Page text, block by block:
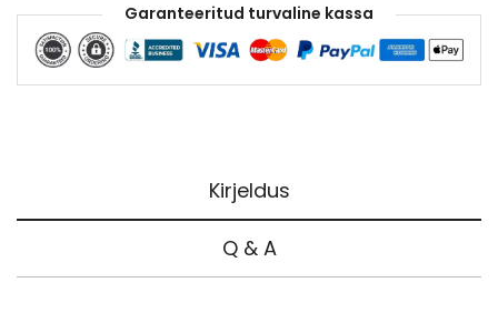
Garanteeritud turvaline kassa
Kirjeldus
Q & A